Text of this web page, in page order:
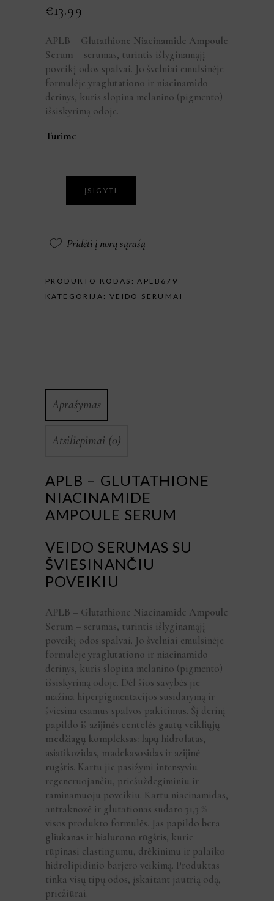
€13.99
APLB – Glutathione Niacinamide Ampoule
Serum – serumas, turintis išlyginamąjį
poveikį odos spalvai. Jo švelniai emulsinėje
formulėje yraglutationo ir niacinamido
derinys, kuris slopina melanino (pigmento)
išsiskyrimą odoje.
Turime
ĮSIGYTI
Pridėti į norų sąrašą
PRODUKTO KODAS:APLB679
KATEGORIJA: VEIDO SERUMAI
Aprašymas
Atsiliepimai (0)
APLB – GLUTATHIONE
NIACINAMIDE
AMPOULE SERUM
VEIDO SERUMAS SU
ŠVIESINANČIU
POVEIKIU
APLB – Glutathione Niacinamide Ampoule
Serum – serumas, turintis išlyginamąjį
poveikį odos spalvai. Jo švelniai emulsinėje
formulėje yraglutationo ir niacinamido
derinys, kuris slopina melanino (pigmento)
išsiskyrimą odoje. Dėl šios savybės jie
mažina hiperpigmentacijos susidarymą ir
šviesina esamus spalvos pakitimus. Šį derinį
papildo iš azijinės centelės gautų veikliųjų
medžiagų kompleksas: lapų hidrolatas,
asiatikozidas, madekasosidas ir azijinė
rūgštis. Kartu jie pasižymi intensyviu
regeneruojančiu, priešuždegiminiu ir
raminamuoju poveikiu. Kartu niacinamidas,
antraknozė ir glutationas sudaro 31,3 %
visos produkto formulės. Jas papildo beta
gliukanas ir hialurono rūgštis, kurie
rūpinasi elastingumu, drėkinimu ir palaiko
hidrolipidinio barjero veikimą. Produktas
tinka visų tipų odos, įskaitant jautrią odą,
priežiūrai.